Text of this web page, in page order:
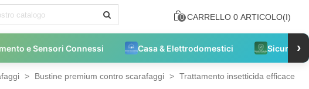
0 CARRELLO 0 ARTICOLO(I)
e Sensori Connessi Casa & Elettrodomestici Sicurezza
›
> Bustine premium contro scarafaggi > Trattamento insetticida efficace